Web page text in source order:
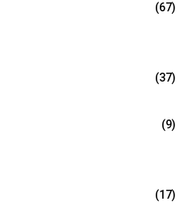
(67)
(37)
(9)
(17)